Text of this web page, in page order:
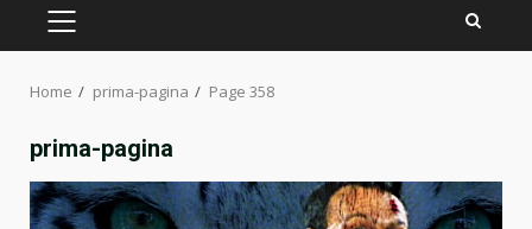
PRIMARY
Home prima-pagina Page 358
prima-pagina